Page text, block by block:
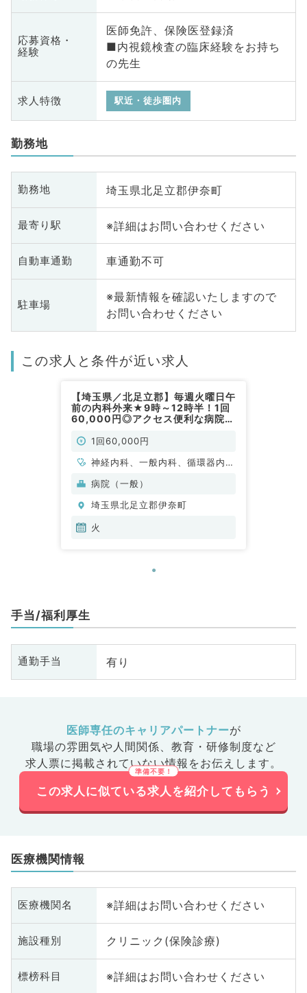
応募資格・
経験
医師免許、保険医登録済
■内視鏡検査の臨床経験をお持ち
の先生
求人特徴 駅近・徒歩圏内
勤務地
勤務地 埼玉県北足立郡伊奈町
最寄り駅 ※詳細はお問い合わせください
自動車通勤 車通勤不可
駐車場
※最新情報を確認いたしますので
お問い合わせください
この求人と条件が近い求人
【埼玉県／北足立郡】毎週火曜日午
前の内科外来★9時～12時半！1回
60,000円◎アクセス便利な病院で
1回60,000円
神経内科、一般内科、循環器内
科、呼吸器内科、消化器内科、内
内科、血液内科
病院（一般）
埼玉県北足立郡伊奈町
火
手当/福利厚生
通勤手当 有り
医師専任のキャリアパートナーが
職場の雰囲気や人間関係、 教育・研修制度など
求人票に掲載されていない情報をお伝えします。
この求人に似ている求人を紹介してもらう
医療機関情報
医療機関名 ※詳細はお問い合わせください
施設種別 クリニック(保険診療)
標榜科目 ※詳細はお問い合わせください